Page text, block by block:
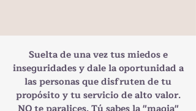
Suelta de una vez tus miedos e
inseguridades y dale la oportunidad a
las personas que disfruten de tu
propósito y tu servicio de alto valor.